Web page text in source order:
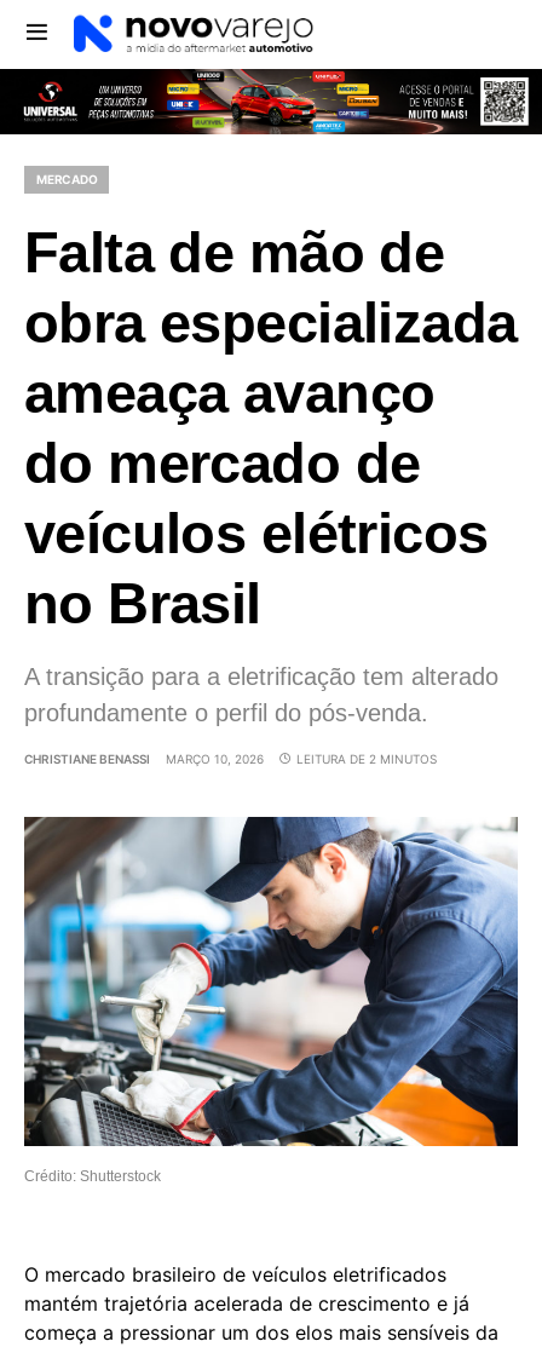
MERCADO
Falta de mão de
obra especializada
ameaça avanço
do mercado de
veículos elétricos
no Brasil
A transição para a eletrificação tem alterado
profundamente o perfil do pós-venda.
CHRISTIANE BENASSI MARÇO 10, 2026 LEITURA DE 2 MINUTOS
Crédito: Shutterstock
O mercado brasileiro de veículos eletrificados
mantém trajetória acelerada de crescimento e já
começa a pressionar um dos elos mais sensíveis da